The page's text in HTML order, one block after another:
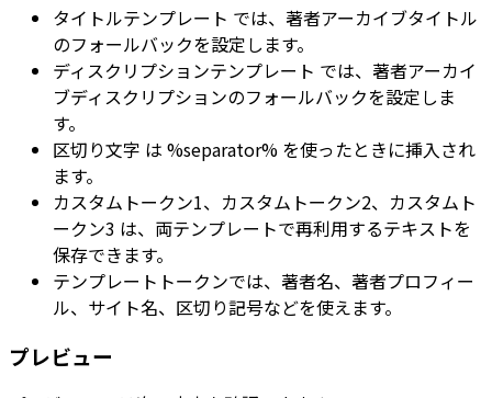
タイトルテンプレート では、著者アーカイブタイトル
のフォールバックを設定します。
ディスクリプションテンプレート では、著者アーカイ
ブディスクリプションのフォールバックを設定しま
す。
区切り文字 は %separator% を使ったときに挿入され
ます。
カスタムトークン1、 カスタムトークン2、 カスタムト
ークン3 は、両テンプレートで再利用するテキストを
保存できます。
テンプレートトークンでは、著者名、著者プロフィー
ル、サイト名、区切り記号などを使えます。
プレビュー